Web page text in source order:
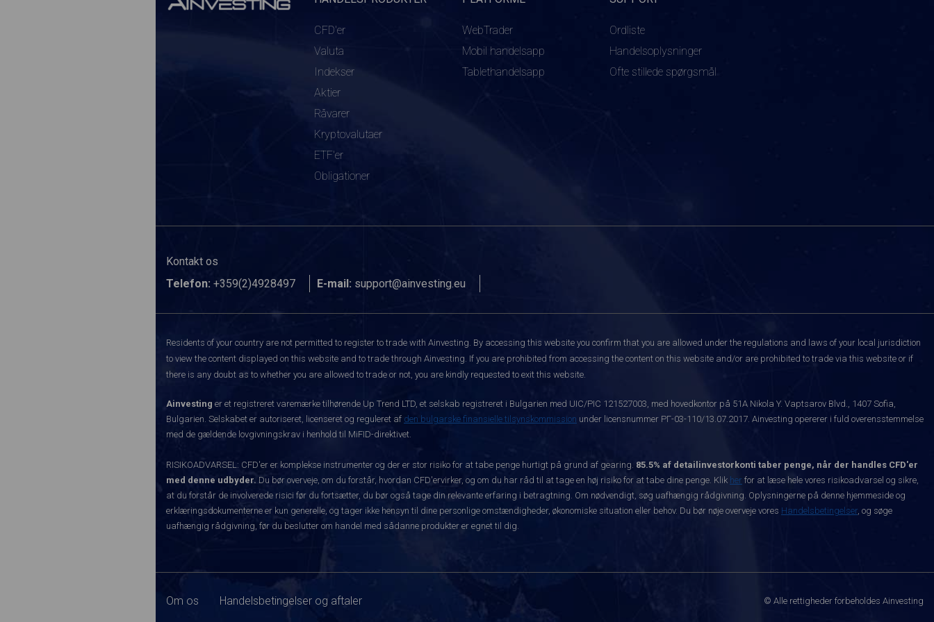
CFD'er
Valuta
Indekser
Aktier
Råvarer
Kryptovalutaer
ETF'er
Obligationer
WebTrader
Mobil handelsapp
Tablethandelsapp
Ordliste
Handelsoplysninger
Ofte stillede spørgsmål
Kontakt os
Telefon: +359(2)4928497 E-mail: support@ainvesting.eu
Residents of your country are not permitted to register to trade with Ainvesting. By accessing this website you confirm that you are allowed under the regulations and laws of your local jurisdiction
to view the content displayed on this website and to trade through Ainvesting. If you are prohibited from accessing the content on this website and/or are prohibited to trade via this website or if
there is any doubt as to whether you are allowed to trade or not, you are kindly requested to exit this website.
Ainvesting er et registreret varemærke tilhørende Up Trend LTD, et selskab registreret i Bulgarien med UIC/PIC 121527003, med hovedkontor på 51A Nikola Y. Vaptsarov Blvd., 1407 Sofia,
Bulgarien. Selskabet er autoriseret, licenseret og reguleret af den bulgarske finansielle tilsynskommission under licensnummer РГ-03-110/13.07.2017. Ainvesting opererer i fuld overensstemmelse
med de gældende lovgivningskrav i henhold til MiFID-direktivet.
RISIKOADVARSEL: CFD'er er komplekse instrumenter og der er stor risiko for at tabe penge hurtigt på grund af gearing. 85.5% af detailinvestorkonti taber penge, når der handles CFD'er
med denne udbyder. Du bør overveje, om du forstår, hvordan CFD'ervirker, og om du har råd til at tage en høj risiko for at tabe dine penge. Klik her for at læse hele vores risikoadvarsel og sikre,
at du forstår de involverede risici før du fortsætter, du bør også tage din relevante erfaring i betragtning. Om nødvendigt, søg uafhængig rådgivning. Oplysningerne på denne hjemmeside og
erklæringsdokumenterne er kun generelle, og tager ikke hensyn til dine personlige omstændigheder, økonomiske situation eller behov. Du bør nøje overveje vores Handelsbetingelser, og søge
uafhængig rådgivning, før du beslutter om handel med sådanne produkter er egnet til dig.
Om os Handelsbetingelser og aftaler © Alle rettigheder forbeholdes Ainvesting